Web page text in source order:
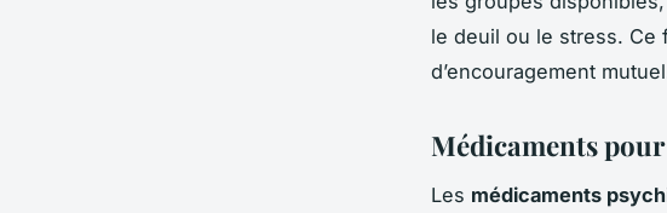
le deuil ou le stress. Ce
d’encouragement
Médicaments
Les médicaments